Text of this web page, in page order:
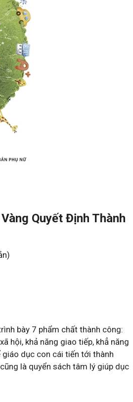
Quyết Định Thành
bày 7 phẩm chất thành công:
hội, khả năng giao tiếp, khẳ năng
giáo dục con cái tiến tới thành
là quyển sách tâm lý giúp dục